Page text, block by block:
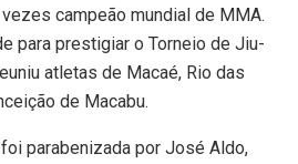
campeão mundial de MMA.
para prestigiar o Torneio de Jiu-
atletas de Macaé, Rio das
de Macabu.
parabenizada por José Aldo,